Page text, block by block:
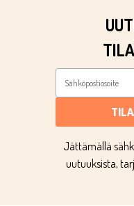
Jättämällä
uutuuksista,